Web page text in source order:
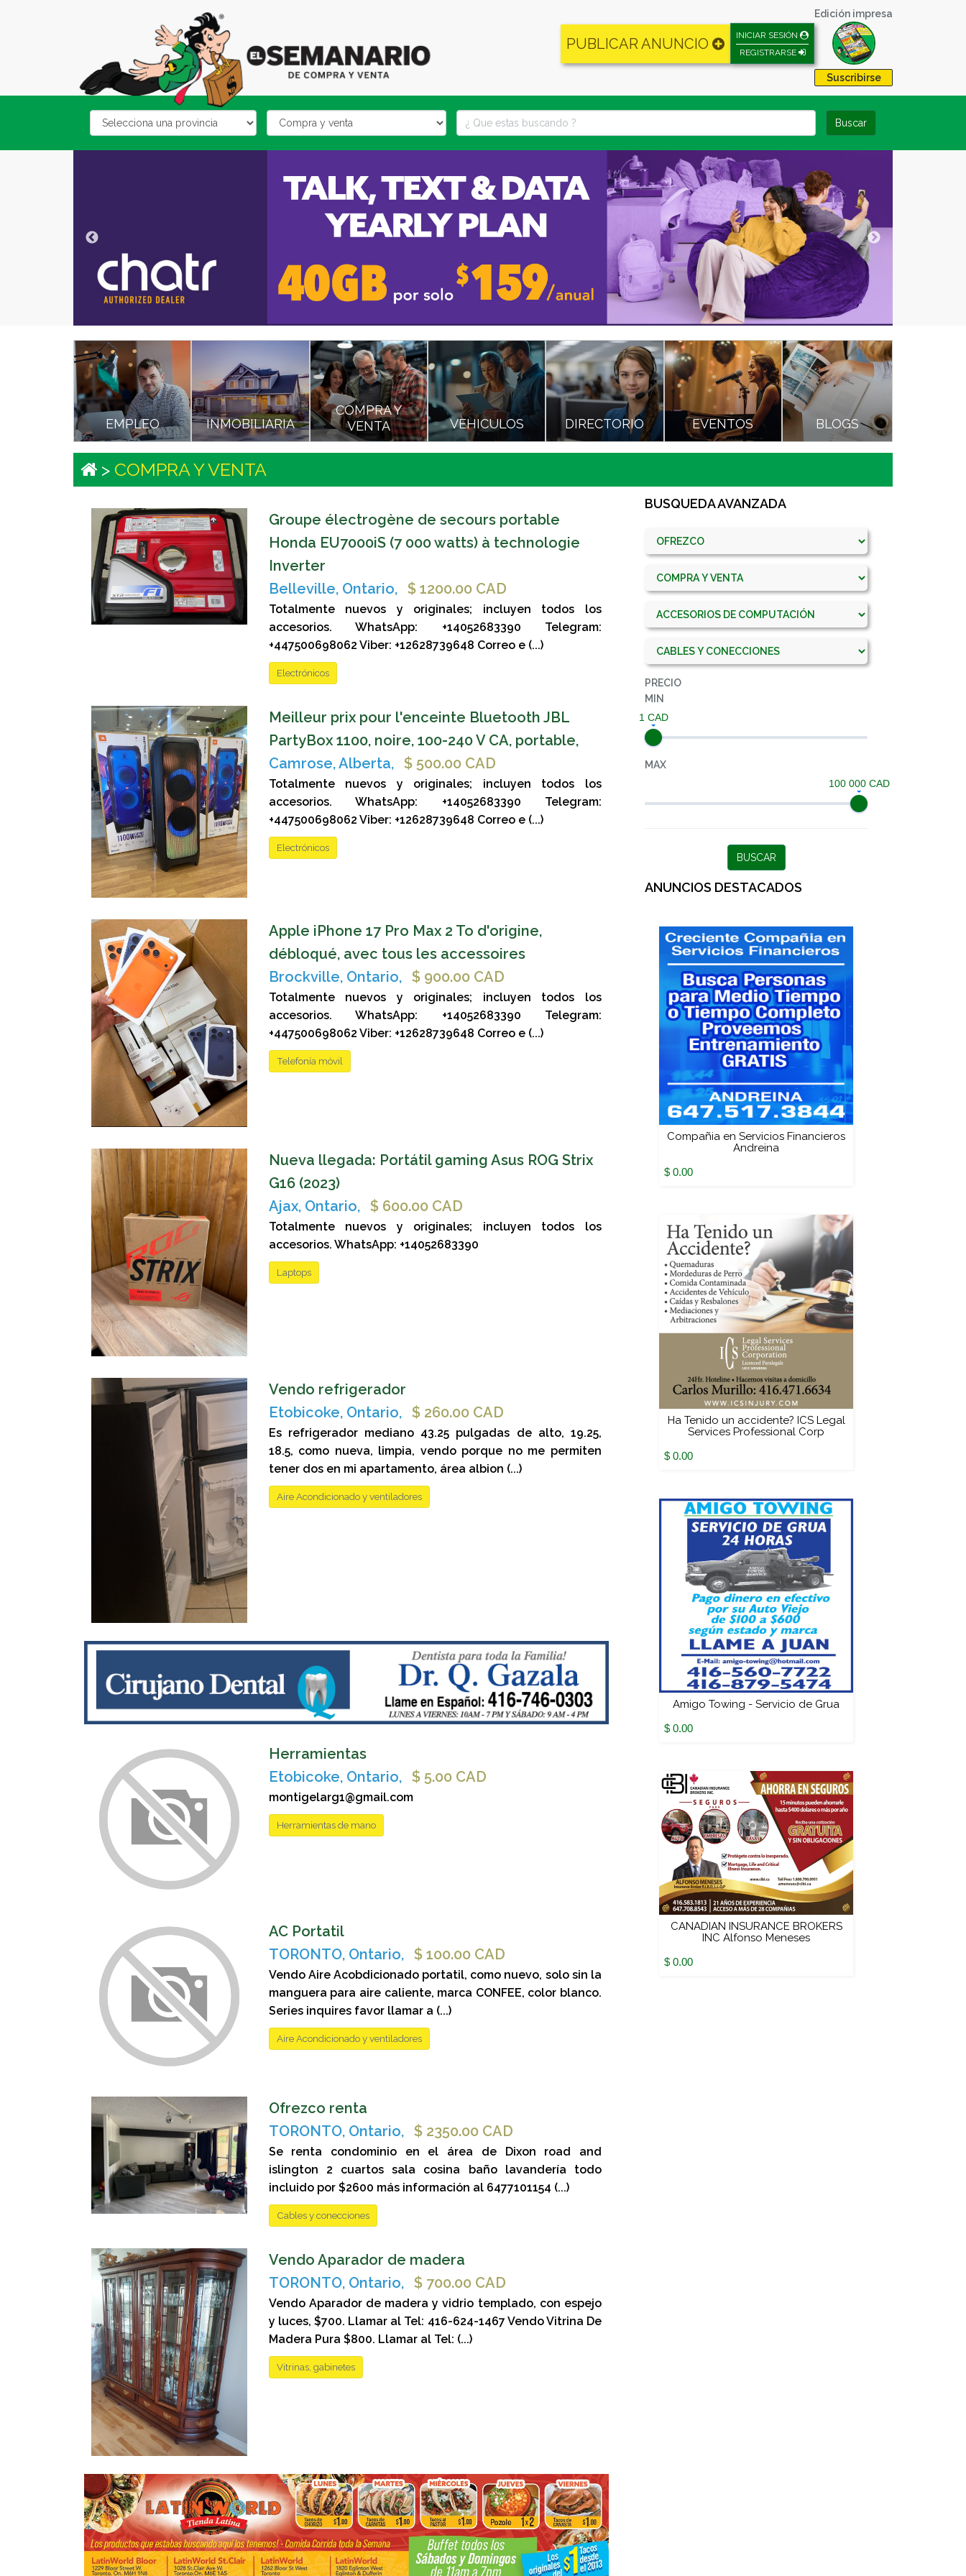
PUBLICAR ANUNCIO
INICIAR SESIÓN
REGISTRARSE
Edición impresa
Suscribirse
Email
address
category locality Buscar
EMPLEO INMOBILIARIA
COMPRA Y
VENTA
VEHICULOS DIRECTORIO EVENTOS BLOGS
> COMPRA Y VENTA
Groupe électrogène de secours portable
Honda EU7000iS (7 000 watts) à technologie
Inverter
Belleville, Ontario, $ 1200.00 CAD
Totalmente nuevos y originales; incluyen todos los
accesorios. WhatsApp: +14052683390 Telegram:
+447500698062 Viber: +12628739648 Correo e (...)
Electrónicos
Meilleur prix pour l'enceinte Bluetooth JBL
PartyBox 1100, noire, 100-240 V CA, portable,
Camrose, Alberta, $ 500.00 CAD
Totalmente nuevos y originales; incluyen todos los
accesorios. WhatsApp: +14052683390 Telegram:
+447500698062 Viber: +12628739648 Correo e (...)
Electrónicos
Apple iPhone 17 Pro Max 2 To d'origine,
débloqué, avec tous les accessoires
Brockville, Ontario, $ 900.00 CAD
Totalmente nuevos y originales; incluyen todos los
accesorios. WhatsApp: +14052683390 Telegram:
+447500698062 Viber: +12628739648 Correo e (...)
Telefonía móvil
Nueva llegada: Portátil gaming Asus ROG Strix
G16 (2023)
Ajax, Ontario, $ 600.00 CAD
Totalmente nuevos y originales; incluyen todos los
accesorios. WhatsApp: +14052683390
Laptops
Vendo refrigerador
Etobicoke, Ontario, $ 260.00 CAD
Es refrigerador mediano 43.25 pulgadas de alto, 19.25,
18.5, como nueva, limpia, vendo porque no me permiten
tener dos en mi apartamento, área albion (...)
Aire Acondicionado y ventiladores
Herramientas
Etobicoke, Ontario, $ 5.00 CAD
montigelarg1@gmail.com
Herramientas de mano
AC Portatil
TORONTO, Ontario, $ 100.00 CAD
Vendo Aire Acobdicionado portatil, como nuevo, solo sin la
manguera para aire caliente, marca CONFEE, color blanco.
Series inquires favor llamar a (...)
Aire Acondicionado y ventiladores
Ofrezco renta
TORONTO, Ontario, $ 2350.00 CAD
Se renta condominio en el área de Dixon road and
islington 2 cuartos sala cosina baño lavandería todo
incluido por $2600 más información al 6477101154 (...)
Cables y conecciones
Vendo Aparador de madera
TORONTO, Ontario, $ 700.00 CAD
Vendo Aparador de madera y vidrio templado, con espejo
y luces, $700. Llamar al Tel: 416-624-1467 Vendo Vitrina De
Madera Pura $800. Llamar al Tel: (...)
Vitrinas, gabinetes
BUSQUEDA AVANZADA
Categoria
PRECIO
MIN
1 CAD
MAX
100 000 CAD
BUSCAR
ANUNCIOS DESTACADOS
Compañia en Servicios Financieros
Andreina
$ 0.00
Ha Tenido un accidente? ICS Legal
Services Professional Corp
$ 0.00
Amigo Towing - Servicio de Grua
$ 0.00
CANADIAN INSURANCE BROKERS
INC Alfonso Meneses
$ 0.00